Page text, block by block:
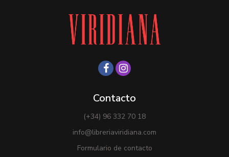
Contacto
(+34) 96 332 70 18
info@libreriaviridiana.com
Formulario de contacto